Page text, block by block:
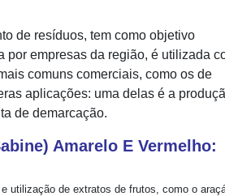
de resíduos, tem como objetivo
por empresas da região, é utilizada
comuns comerciais, como os de
aplicações: uma delas é a
de demarcação.
Amarelo E Vermelho:
utilização de extratos de frutos, como o